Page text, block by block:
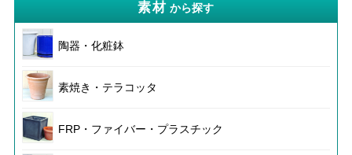
素材 から探す
陶器・化粧鉢
素焼き・テラコッタ
FRP・ファイバー・プラスチック